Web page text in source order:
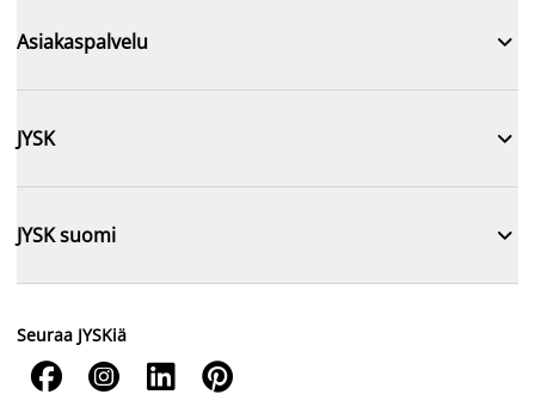
Asiakaspalvelu 
JYSK 
JYSK suomi 
Seuraa JYSKiä
   